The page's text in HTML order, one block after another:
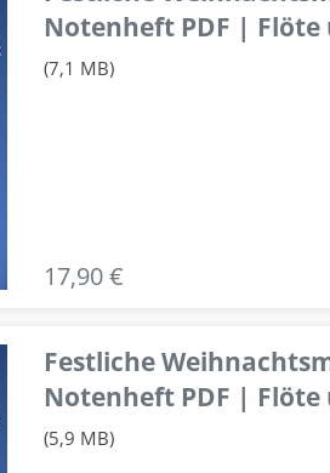
Notenheft PDF | Flöte
(7,1 MB)
17,90 €
Festliche
Notenheft PDF | Flöte
(5,9 MB)